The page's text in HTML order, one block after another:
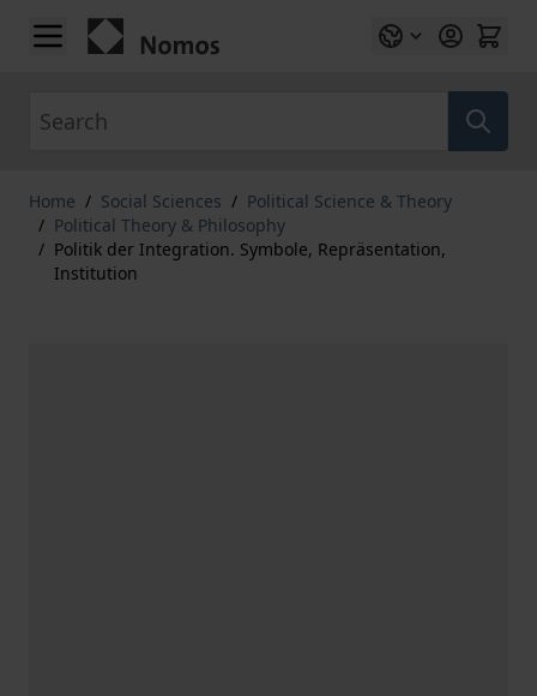
Skip to Content
Home / Social Sciences / Political Science & Theory
/ Political Theory & Philosophy
/ Politik der Integration. Symbole, Repräsentation,
Institution